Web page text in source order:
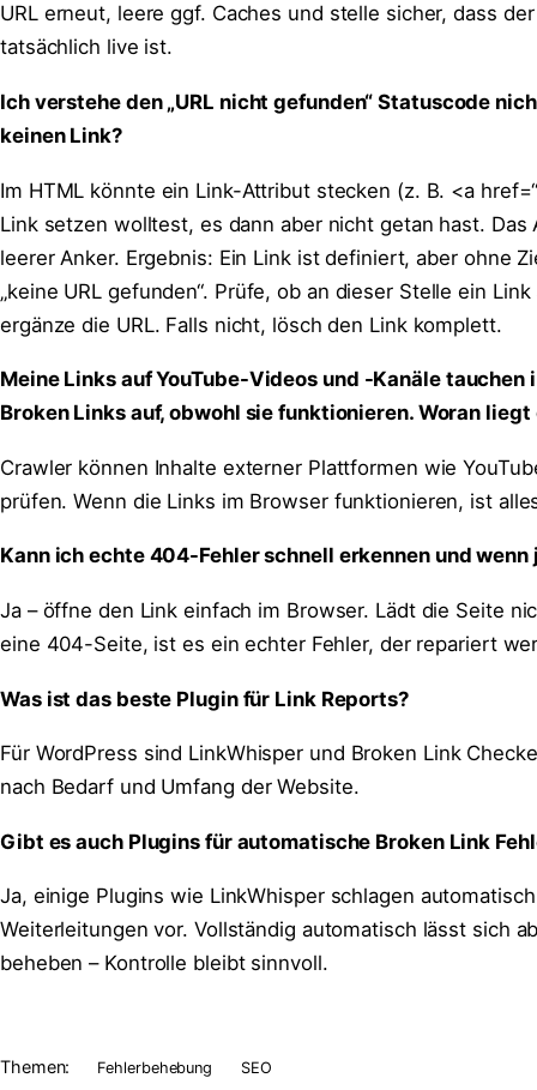
URL erneut, leere ggf. Caches und stelle sicher, dass
tatsächlich live ist.
Ich verstehe den „URL nicht gefunden“ Statuscode
keinen Link?
Im HTML könnte ein Link-Attribut stecken (z. B. <a
Link setzen wolltest, es dann aber nicht getan hast. Das
leerer Anker. Ergebnis: Ein Link ist definiert, aber ohne
„keine URL gefunden“. Prüfe, ob an dieser Stelle ein
ergänze die URL. Falls nicht, lösch den Link komplett.
Meine Links auf YouTube-Videos und -Kanäle tauchen
Broken Links auf, obwohl sie funktionieren. Woran liegt
Crawler können Inhalte externer Plattformen wie
prüfen. Wenn die Links im Browser funktionieren, ist
Kann ich echte 404-Fehler schnell erkennen und wenn
Ja – öffne den Link einfach im Browser. Lädt die Seite
eine 404-Seite, ist es ein echter Fehler, der repariert
Was ist das beste Plugin für Link Reports?
Für WordPress sind LinkWhisper und Broken Link
nach Bedarf und Umfang der Website.
Gibt es auch Plugins für automatische Broken Link
Ja, einige Plugins wie LinkWhisper schlagen
Weiterleitungen vor. Vollständig automatisch lässt sich
beheben – Kontrolle bleibt sinnvoll.
Themen: Fehlerbehebung SEO